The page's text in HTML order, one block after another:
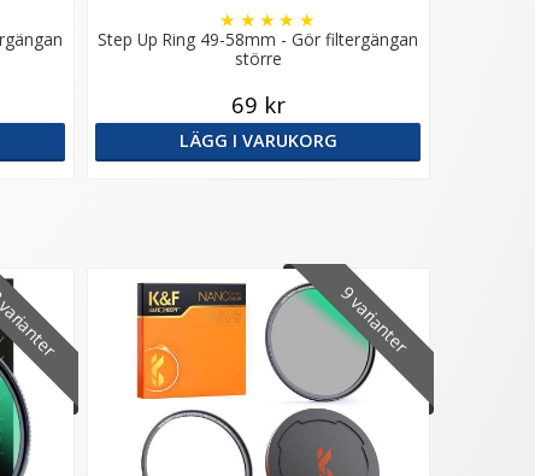
Step Up Ring 49-58mm - Gör filtergängan
större
★ ★ ★ ★ ★
69 kr
LÄGG I VARUKORG
9 varianter